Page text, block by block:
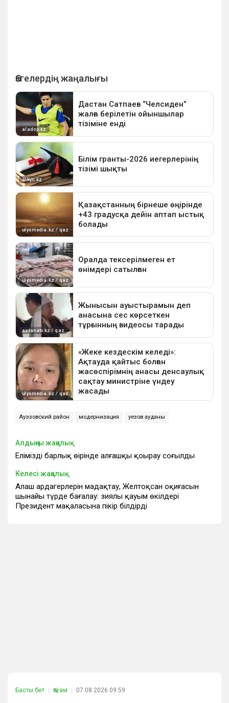
Ауэзовский район модернизация Әуезов ауданы
Алдыңғы жаңалық
Еліміздің барлық өңірінде алғашқы қоңырау соғылды
Келесі жаңалық
Алаш ардагерлерін мадақтау, Желтоқсан оқиғасын
шынайы түрде бағалау: зиялы қауым өкілдері
Президент мақаласына пікір білдірді
Басты бет Қоғам 07.08.2026 09:59